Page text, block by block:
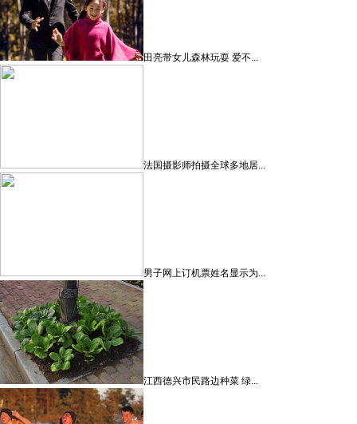
田亮带女儿森林玩耍 爱不...
法国摄影师拍摄全球多地居...
男子网上订机票姓名显示为...
江西德兴市民路边种菜 绿...